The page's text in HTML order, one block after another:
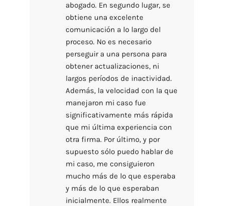
abogado. En segundo lugar, se
obtiene una excelente
comunicación a lo largo del
proceso. No es necesario
perseguir a una persona para
obtener actualizaciones, ni
largos períodos de inactividad.
Además, la velocidad con la que
manejaron mi caso fue
significativamente más rápida
que mi última experiencia con
otra firma. Por último, y por
supuesto sólo puedo hablar de
mi caso, me consiguieron
mucho más de lo que esperaba
y más de lo que esperaban
inicialmente. Ellos realmente